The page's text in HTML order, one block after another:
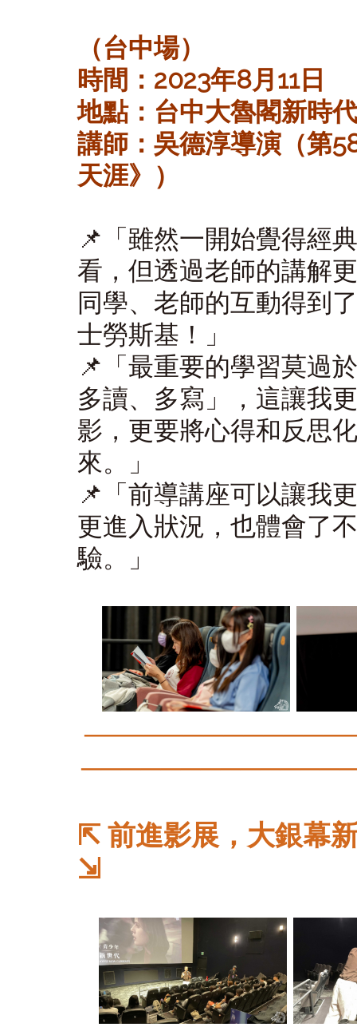
（台中場）
時間：2023年8月11日
地點：台中大魯閣新時
講師：吳德淳導演（第
天涯》）
📌「雖然一開始覺得經
看，但透過老師的講解
同學、老師的互動得到
士勞斯基！」
📌 「最重要的學習莫過
多讀、多寫」，這讓我
影，更要將心得和反思
來。
」
📌 「前導講座可以讓我
更進入狀況，也體會了
驗。」
────────────
─────────────
⇱ 前進影展，大銀幕
⇲